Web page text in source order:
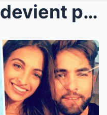
Kendji Girac devient papa pour la deuxième fois : ...